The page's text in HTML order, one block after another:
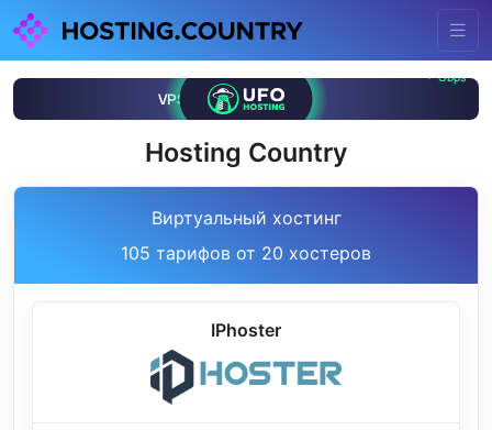
Hosting Country
Виртуальный хостинг
105 тарифов от 20 хостеров
IPhoster